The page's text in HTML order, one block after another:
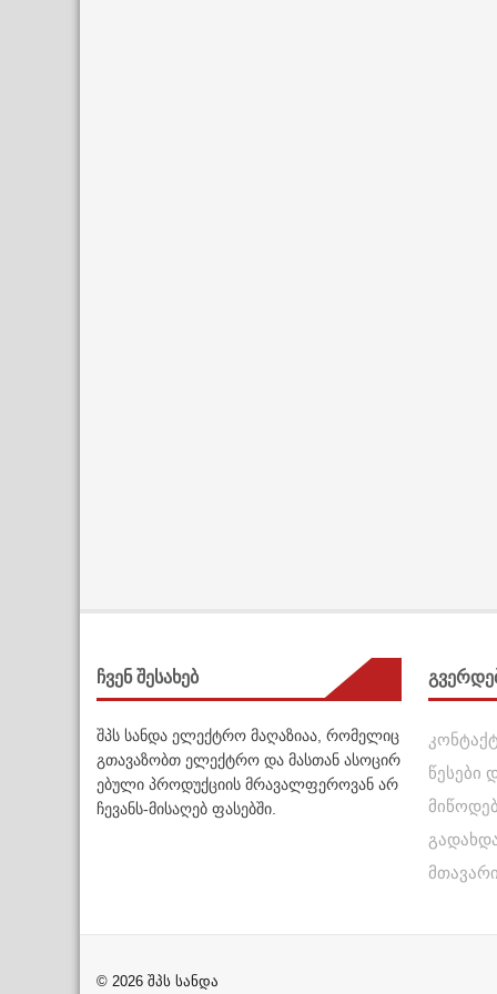
ჩვენ შესახებ
შპს სანდა ელექტრო მაღაზიაა, რომელიც
გთავაზობთ ელექტრო და მასთან ასოცირ
ებული პროდუქციის მრავალფეროვან არ
ჩევანს-მისაღებ ფასებში.
წესები
მთავარი
© 2026 შპს სანდა